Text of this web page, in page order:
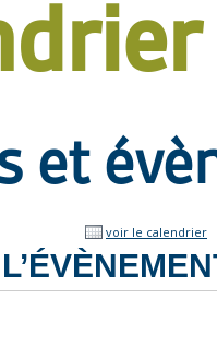
et
voir le calendrier